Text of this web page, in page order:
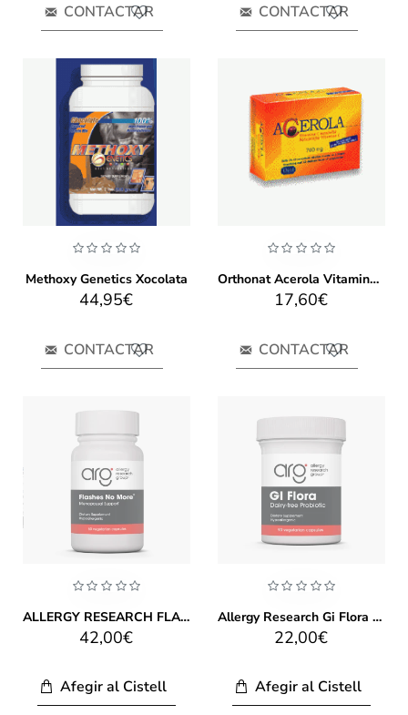
CONTACTAR CONTACTAR
Methoxy Genetics Xocolata
44,95€
CONTACTAR
Orthonat Acerola Vitamina C 700mg 40cpr
17,60€
CONTACTAR
ALLERGY RESEARCH FLASHES NO MORE 60 CAPS
42,00€
Afegir al Cistell
Allergy Research Gi Flora 90 Caps
22,00€
Afegir al Cistell